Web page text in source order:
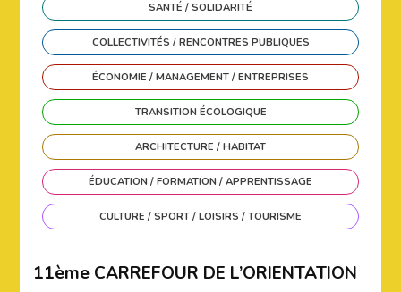
SANTÉ / SOLIDARITÉ
COLLECTIVITÉS / RENCONTRES PUBLIQUES
ÉCONOMIE / MANAGEMENT / ENTREPRISES
TRANSITION ÉCOLOGIQUE
ARCHITECTURE / HABITAT
ÉDUCATION / FORMATION / APPRENTISSAGE
CULTURE / SPORT / LOISIRS / TOURISME
11ème CARREFOUR DE L’ORIENTATION